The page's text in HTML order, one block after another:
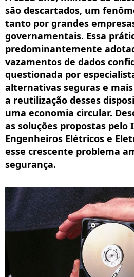
são descartados, um
tanto por grandes
governamentais. Essa
predominantemente
vazamentos de dados
questionada por
alternativas seguras e
a reutilização desses
uma economia circular.
as soluções propostas
Engenheiros Elétricos e
esse crescente problema
segurança.